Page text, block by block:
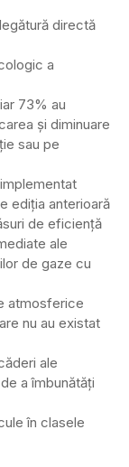
directă
a
73% au
și diminuare
sau pe
ediția anterioară
de eficiență
ale
de gaze cu
atmosferice
nu au existat
ale
a îmbunătăți
în clasele